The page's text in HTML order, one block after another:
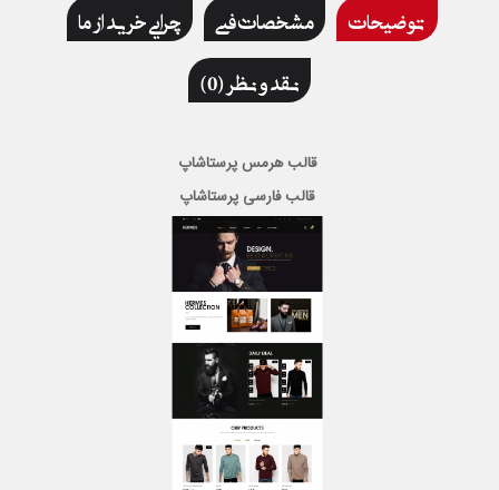
توضیحات مشخصات فنی
چرایی خرید از ما
نقد و نظر (0)
قالب هرمس پرستاشاپ
قالب فارسی پرستاشاپ